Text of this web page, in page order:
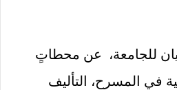
للجامعة، عن محطاتٍ
في المسرح، التأليف